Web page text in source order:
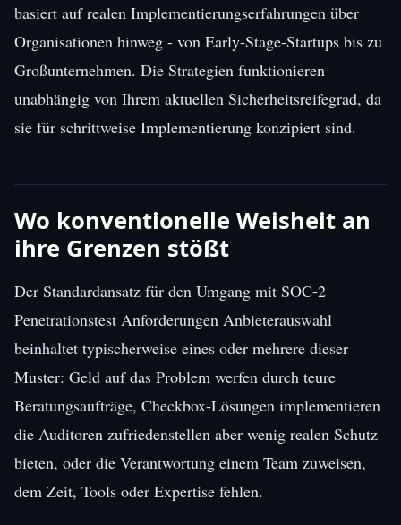
basiert auf realen Implementierungserfahrungen über
Organisationen hinweg - von Early-Stage-Startups bis zu
Großunternehmen. Die Strategien funktionieren
unabhängig von Ihrem aktuellen Sicherheitsreifegrad, da
sie für schrittweise Implementierung konzipiert sind.
Wo konventionelle Weisheit an
ihre Grenzen stößt
Der Standardansatz für den Umgang mit SOC-2
Penetrationstest Anforderungen Anbieterauswahl
beinhaltet typischerweise eines oder mehrere dieser
Muster: Geld auf das Problem werfen durch teure
Beratungsaufträge, Checkbox-Lösungen implementieren
die Auditoren zufriedenstellen aber wenig realen Schutz
bieten, oder die Verantwortung einem Team zuweisen,
dem Zeit, Tools oder Expertise fehlen.